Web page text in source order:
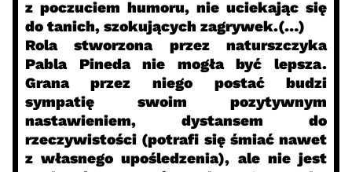
z poczuciem humoru, nie uciekając się
do tanich, szokujących zagrywek.(…)
Rola stworzona przez naturszczyka
Pabla Pineda nie mogła być lepsza.
Grana przez niego postać budzi
sympatię swoim pozytywnym
nastawieniem, dystansem do
rzeczywistości (potrafi się śmiać nawet
z własnego upośledzenia), ale nie jest